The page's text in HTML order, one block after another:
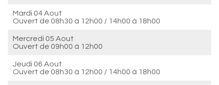
Mardi 04 Aout
Ouvert de 08h30 à 12h00 / 14h00 à 18h00
Mercredi 05 Aout
Ouvert de 09h00 à 12h00
Jeudi 06 Aout
Ouvert de 08h30 à 12h00 / 14h00 à 18h00